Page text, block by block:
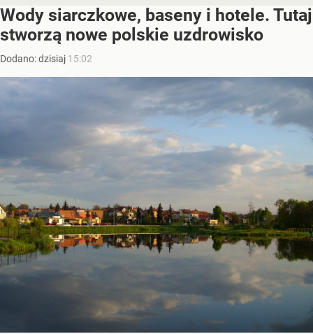
Wody siarczkowe, baseny i hotele. Tutaj
stworzą nowe polskie uzdrowisko
Dodano:dzisiaj 15:02